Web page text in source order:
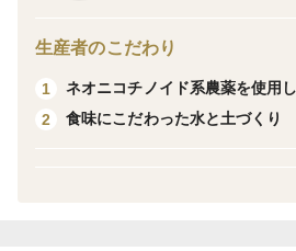
生産者のこだわり
1
ネオニコチノイド系農薬を使用
2
食味にこだわった水と土づくり